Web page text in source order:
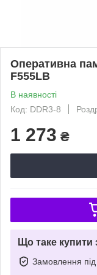
Оперативна
F555LB
В наявності
Код: DDR3-8
1 273 ₴
Що таке купити
Замовлення